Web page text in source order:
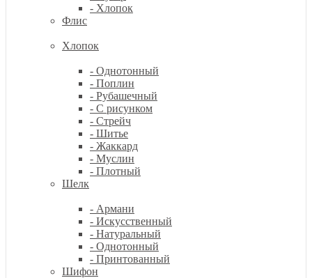
- Хлопок
Флис
Хлопок
- Однотонный
- Поплин
- Рубашечный
- С рисунком
- Стрейч
- Шитье
- Жаккард
- Муслин
- Плотный
Шелк
- Армани
- Искусственный
- Натуральный
- Однотонный
- Принтованный
Шифон